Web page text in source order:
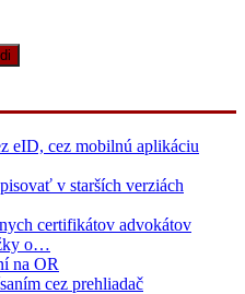
eID, cez mobilnú aplikáciu
v starších verziách
certifikátov advokátov
o…
na OR
cez prehliadač